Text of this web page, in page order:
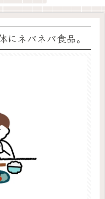
ネバネバ食品。